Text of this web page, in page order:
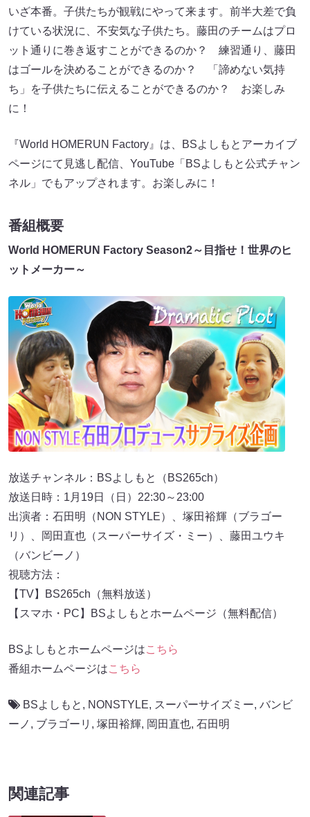
いざ本番。子供たちが観戦にやって来ます。前半大差で負
けている状況に、不安気な子供たち。藤田のチームはプロ
ット通りに巻き返すことができるのか？ 練習通り、藤田
はゴールを決めることができるのか？ 「諦めない気持
ち」を子供たちに伝えることができるのか？ お楽しみ
に！
『World HOMERUN Factory』は、BSよしもとアーカイブ
ページにて見逃し配信、YouTube「BSよしもと公式チャン
ネル」でもアップされます。お楽しみに！
番組概要
World HOMERUN Factory Season2～目指せ！世界のヒ
ットメーカー～
放送チャンネル：BSよしもと（BS265ch）
放送日時：1月19日（日）22:30～23:00
出演者：石田明（NON STYLE）、塚田裕輝（ブラゴー
リ）、岡田直也（スーパーサイズ・ミー）、藤田ユウキ
（バンビーノ）
視聴方法：
【TV】BS265ch（無料放送）
【スマホ・PC】BSよしもとホームページ（無料配信）
BSよしもとホームページはこちら
番組ホームページはこちら
BSよしもと , NONSTYLE, スーパーサイズミー, バンビ
ーノ , ブラゴーリ , 塚田裕輝, 岡田直也, 石田明
関連記事